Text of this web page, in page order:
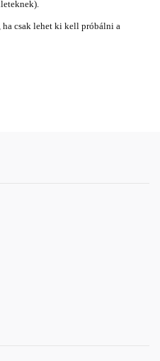
ha csak lehet ki kell próbálni a